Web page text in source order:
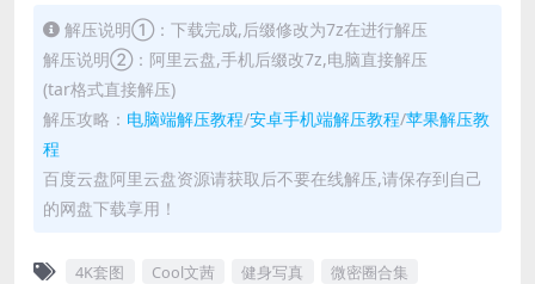
解压说明①：下载完成,后缀修改为7z在进行解压
解压说明②：阿里云盘,手机后缀改7z,电脑直接解压
(tar格式直接解压)
解压攻略： 电脑端解压教程/安卓手机端解压教程/苹果解压教
程
百度云盘阿里云盘资源请获取后不要在线解压,请保存到自己
的网盘下载享用！
4K套图 Cool文茜 健身写真
微密圈合集